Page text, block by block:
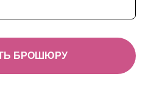
БРОШЮРУ